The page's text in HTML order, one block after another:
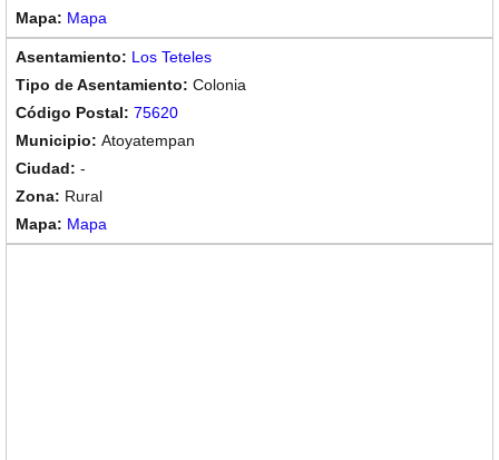
Mapa
Los Teteles
Colonia
75620
Atoyatempan
-
Rural
Mapa